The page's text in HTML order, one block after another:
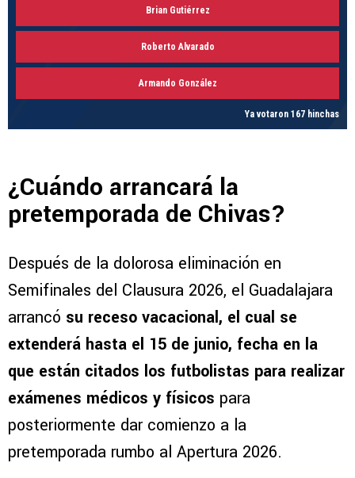
Brian Gutiérrez
Roberto Alvarado
Armando González
Ya votaron 167 hinchas
¿Cuándo arrancará la
pretemporada de Chivas?
Después de la dolorosa eliminación en
Semifinales del Clausura 2026, el Guadalajara
arrancó su receso vacacional, el cual se
extenderá hasta el 15 de junio, fecha en la
que están citados los futbolistas para realizar
exámenes médicos y físicos para
posteriormente dar comienzo a la
pretemporada rumbo al Apertura 2026.